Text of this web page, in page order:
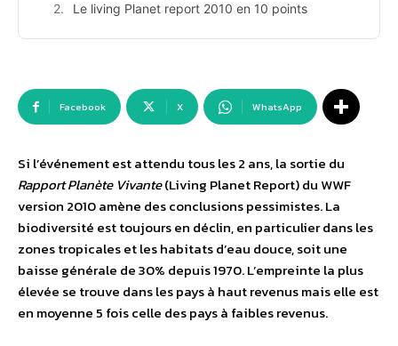
Le living Planet report 2010 en 10 points
Facebook X WhatsApp
Si l’événement est attendu tous les 2 ans, la sortie du
Rapport Planète Vivante(Living Planet Report) du WWF
version 2010 amène des conclusions pessimistes. La
biodiversité est toujours en déclin, en particulier dans les
zones tropicales et les habitats d’eau douce, soit une
baisse générale de 30% depuis 1970. L’empreinte la plus
élevée se trouve dans les pays à haut revenus mais elle est
en moyenne 5 fois celle des pays à faibles revenus.